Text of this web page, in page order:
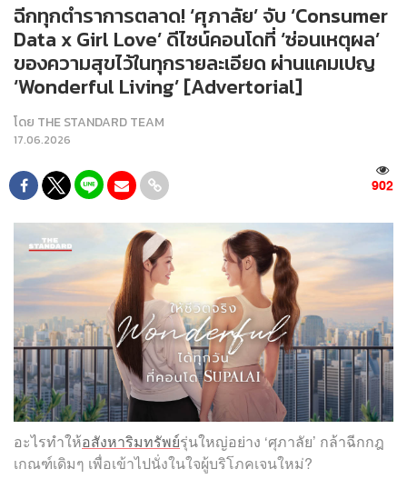
ฉีกทุกตำราการตลาด! ‘ศุภาลัย’ จับ ‘Consumer
Data x Girl Love’ ดีไซน์คอนโดที่ ‘ซ่อนเหตุผล’
ของความสุขไว้ในทุกรายละเอียด ผ่านแคมเปญ
‘Wonderful Living’ [Advertorial]
โดย THE STANDARD TEAM
17.06.2026
902
อะไรทำให้อสังหาริมทรัพย์รุ่นใหญ่อย่าง ‘ศุภาลัย’ กล้าฉีกกฎ
เกณฑ์เดิมๆ เพื่อเข้าไปนั่งในใจผู้บริโภคเจนใหม่?